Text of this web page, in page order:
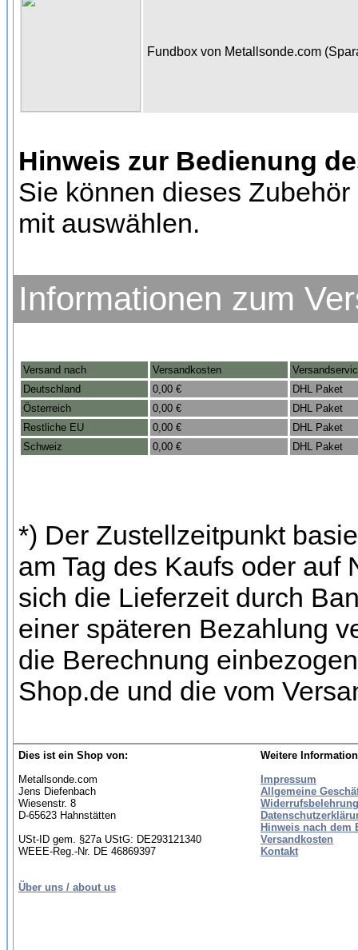
Fundbox von Metallsonde.com
Hinweis zur Bedienung
Sie können dieses
mit auswählen.
Informationen zum
Versand nach Versandkosten
Deutschland
0,00 €
DHL Paket
Österreich
0,00 €
DHL Paket
Restliche EU
0,00 €
DHL Paket
Schweiz
0,00 € DHL Paket
*) Der Zustellzeitpunkt
am Tag des Kaufs oder
sich die Lieferzeit durch
einer späteren Bezahlung
die Berechnung
Shop.de und die vom
Dies ist ein Shop von:
Metallsonde.com
Jens Diefenbach
Wiesenstr. 8
D-65623 Hahnstätten
USt-ID gem. §27a UStG: DE293121340
WEEE-Reg.-Nr. DE 46869397
Über uns / about us
Weitere
Impressum
Allgemeine
Hinweis nach dem
Versandkosten
Kontakt